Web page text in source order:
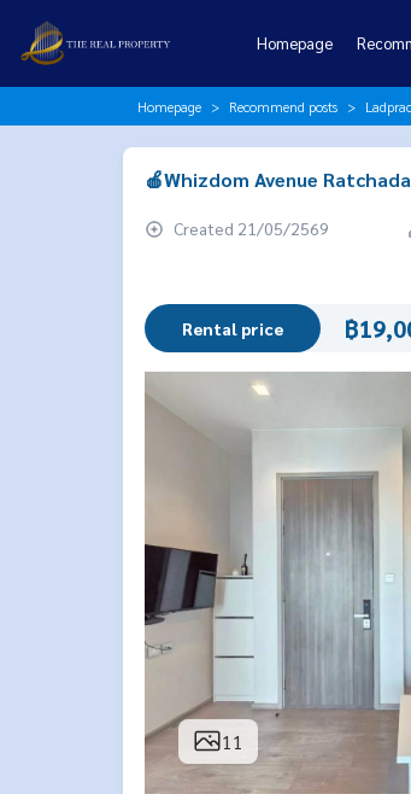
Homepage
Homepage Recommend posts
🍎Whizdom Avenue
Created 21/05/2569
Rental price ฿
11